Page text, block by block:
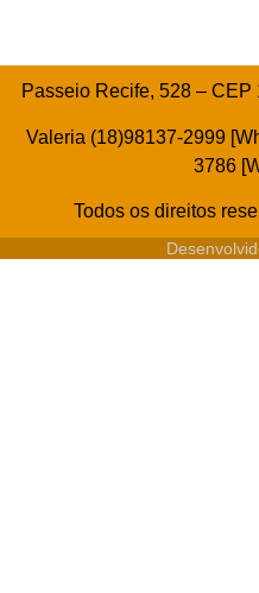
Passeio Recife, 528 –
Valeria (18)98137-2999
3786
Todos os direitos